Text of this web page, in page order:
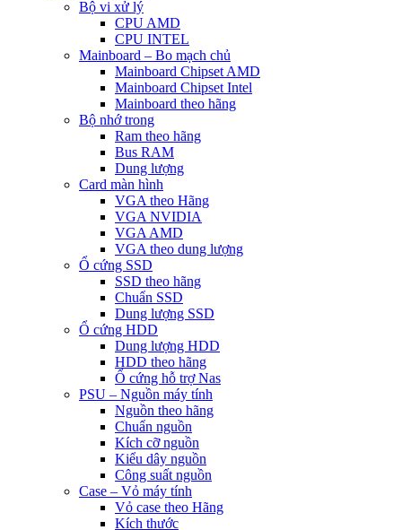
Bộ vi xử lý
CPU AMD
CPU INTEL
Mainboard – Bo mạch chủ
Mainboard Chipset AMD
Mainboard Chipset Intel
Mainboard theo hãng
Bộ nhớ trong
Ram theo hãng
Bus RAM
Dung lượng
Card màn hình
VGA theo Hãng
VGA NVIDIA
VGA AMD
VGA theo dung lượng
Ổ cứng SSD
SSD theo hãng
Chuẩn SSD
Dung lượng SSD
Ổ cứng HDD
Dung lượng HDD
HDD theo hãng
Ổ cứng hỗ trợ Nas
PSU – Nguồn máy tính
Nguồn theo hãng
Chuẩn nguồn
Kích cỡ nguồn
Kiểu dây nguồn
Công suất nguồn
Case – Vỏ máy tính
Vỏ case theo Hãng
Kích thước